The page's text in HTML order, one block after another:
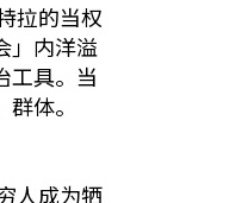
拉的当权
」内洋溢
工具。当
体。
人成为牺